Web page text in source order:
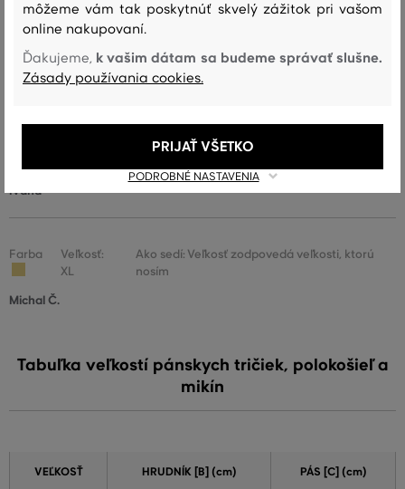
Farba
Veľkosť:
L
Ako sedí: Veľkosť zodpovedá veľkosti, ktorú
nosím
Livia G.
Ako sedí: Veľkosť zodpovedá veľkosti, ktorú
Ivana
Farba
Veľkosť:
XL
Ako sedí: Veľkosť zodpovedá veľkosti, ktorú
nosím
Michal Č.
Tabuľka veľkostí pánskych tričiek, polokošieľ a
mikín
VEĽKOSŤ HRUDNÍK [B] (cm) PÁS [C] (cm)
môžeme vám tak poskytnúť skvelý zážitok pri vašom
online nakupovaní.
Ďakujeme, k vašim dátam sa budeme správať slušne.
Zásady používania cookies.
PODROBNÉ NASTAVENIA
PRIJAŤ VŠETKO